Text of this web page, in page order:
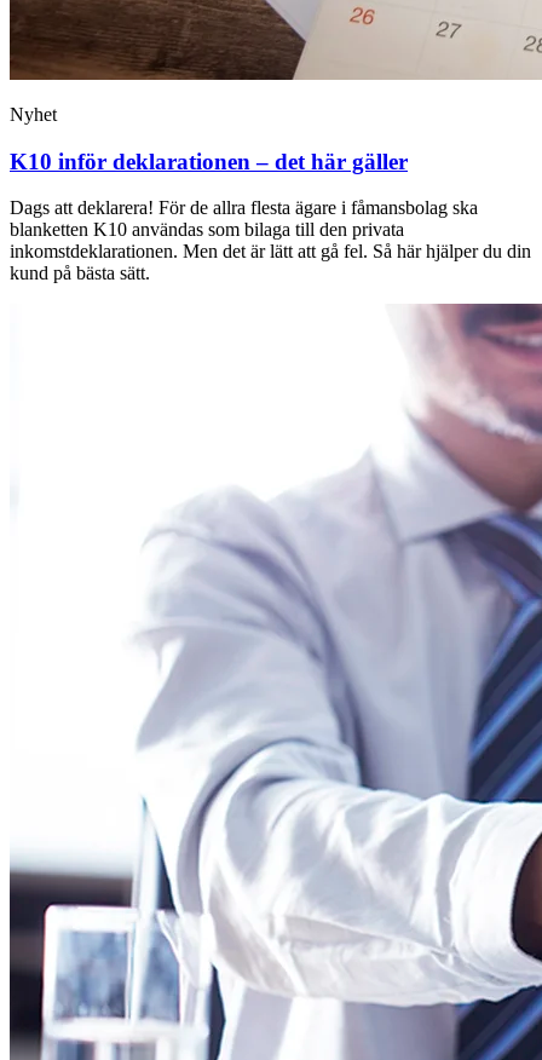
Nyhet
K10 inför deklarationen – det här gäller
Dags att deklarera! För de allra flesta ägare i fåmansbolag ska
blanketten K10 användas som bilaga till den privata
inkomstdeklarationen. Men det är lätt att gå fel. Så här hjälper du din
kund på bästa sätt.